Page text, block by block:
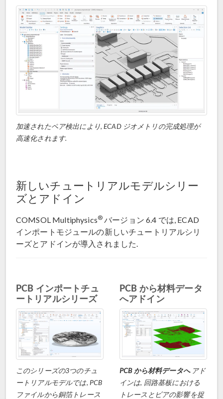
加速されたペア検出により, ECAD ジオメトリの完成処理が
高速化されます.
新しいチュートリアルモデルシリー
ズとアドイン
COMSOL Multiphysics® バージョン 6.4 では, ECAD
インポートモジュールの新しいチュートリアルシリ
ーズとアドインが導入されました.
PCB インポートチュ
ートリアルシリーズ
このシリーズの3つのチュ
ートリアルモデルでは, PCB
ファイルから銅箔トレース
PCB から材料データ
へアドイン
PCB から材料データへアド
インは, 回路基板における
トレースとビアの影響を捉